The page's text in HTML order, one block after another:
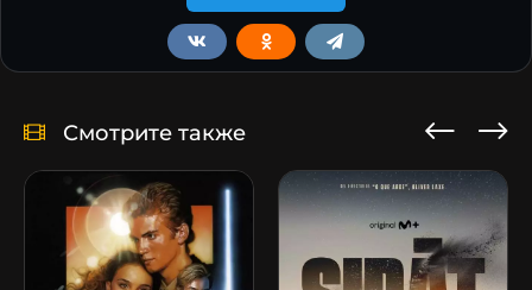
Смотрите также